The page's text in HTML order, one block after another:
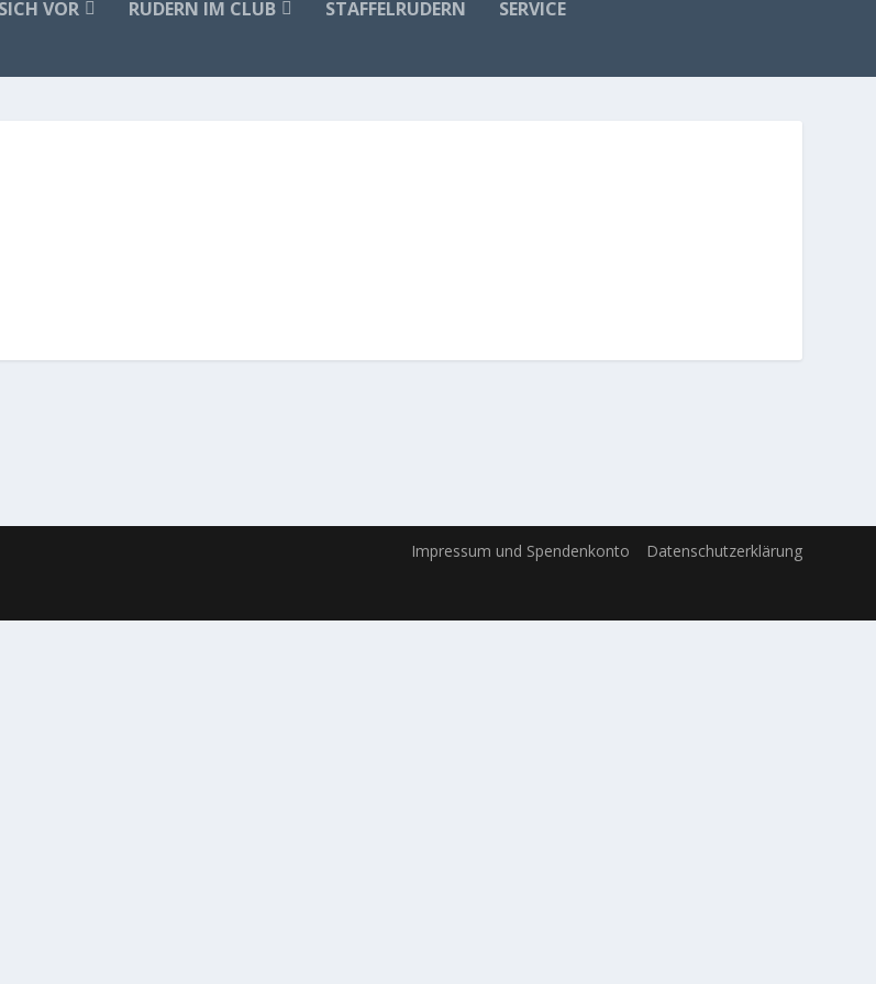
VOR RUDERN IM CLUB STAFFELRUDERN SERVICE
Impressum und Spendenkonto Datenschutzerklärung